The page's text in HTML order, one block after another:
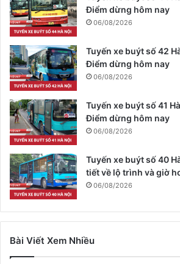
Điểm dừng hôm nay
06/08/2026
Tuyến xe buýt số 42
Điểm dừng hôm nay
06/08/2026
Tuyến xe buýt số 41
Điểm dừng hôm nay
06/08/2026
Tuyến xe buýt số 40
tiết về lộ trình và giờ
06/08/2026
Bài Viết Xem Nhiều